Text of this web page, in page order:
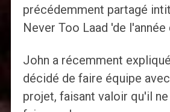
précédemment partagé
Never Too Laad 'de l'année
John a récemment
décidé de faire équipe
projet, faisant valoir qu'il